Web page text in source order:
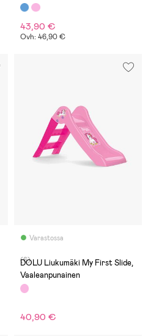
43,90 €
Ovh: 46,90 €
Varastossa
(6)
DOLU Liukumäki My First Slide,
Vaaleanpunainen
40,90 €